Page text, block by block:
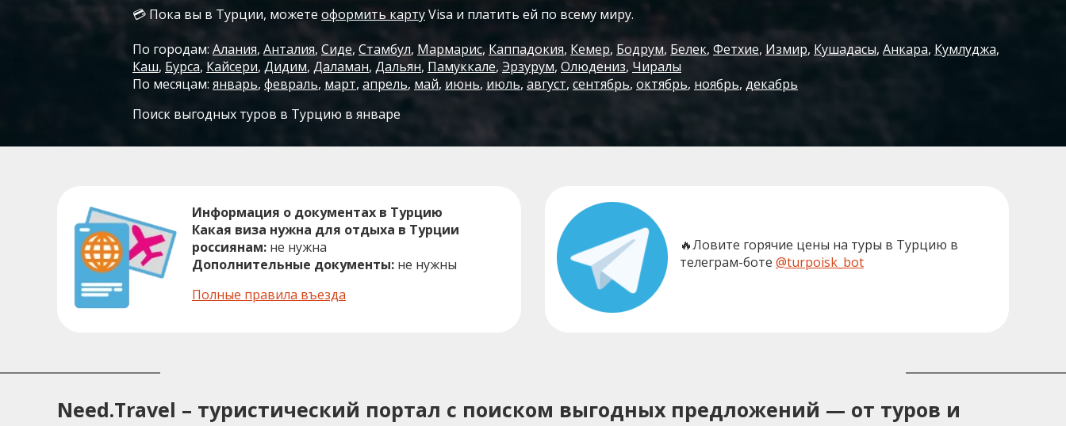
💳 Пока вы в Турции, можете оформить картуVisa и платить ей по всему миру.
По городам: Алания Анталия Сиде Стамбул Мармарис Каппадокия Кемер Бодрум Белек Фетхие Измир Кушадасы Анкара Кумлуджа
Каш Бурса Кайсери Дидим Даламан Дальян Памуккале Эрзурум Олюдениз Чиралы
По месяцам: январь, февраль, март, апрель, май, июнь, июль, август, сентябрь, октябрь, ноябрь, декабрь
Поиск выгодных туров в Турцию в январе
Информация о документах в Турцию
Какая виза нужна для отдыха в Турции
россиянам: не нужна
Дополнительные документы: не нужны
Полные правила въезда
🔥Ловите горячие цены на туры в Турцию в
телеграм-боте @turpoisk_bot
Need.Travel – туристический портал с поиском выгодных предложений — от туров и